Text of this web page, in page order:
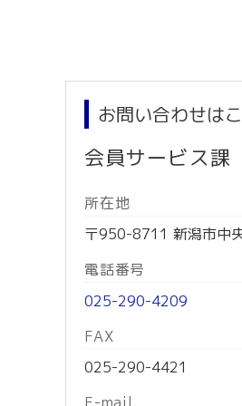
お問い合わせは
会員サービス課
所在地
〒950-8711 新潟市中
電話番号
025-290-4209
FAX
025-290-4421